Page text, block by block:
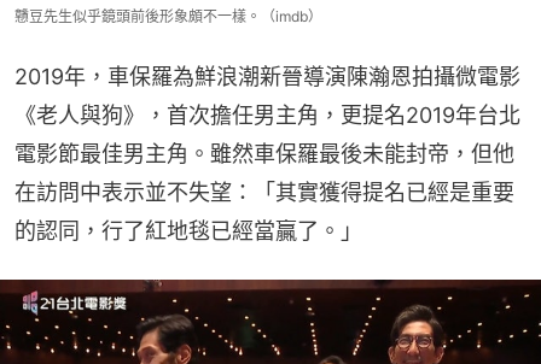
戇豆先生似乎鏡頭前後形象頗不一樣。（imdb）
2019年，車保羅為鮮浪潮新晉導演陳瀚恩拍攝微電影
《老人與狗》，首次擔任男主角，更提名2019年台北
電影節最佳男主角。雖然車保羅最後未能封帝，但他
在訪問中表示並不失望：「其實獲得提名已經是重要
的認同，行了紅地毯已經當贏了。」